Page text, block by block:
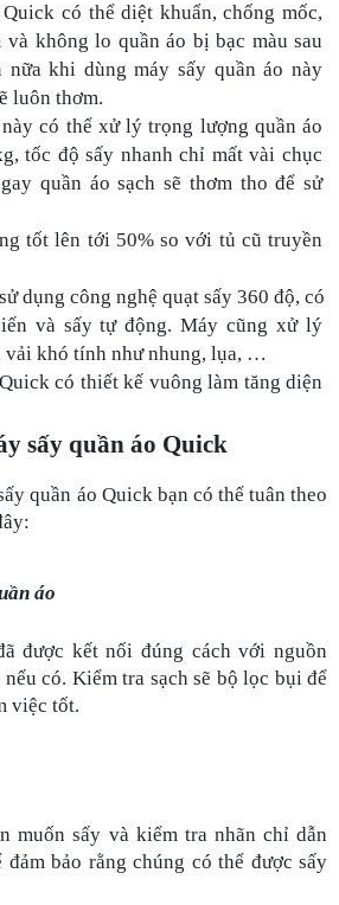
có thể diệt khuẩn, chống mốc,
không lo quần áo bị bạc màu sau
nữa khi dùng máy sấy quần áo này
luôn thơm.
có thể xử lý trọng lượng quần áo
tốc độ sấy nhanh chỉ mất vài chục
quần áo sạch sẽ thơm tho để sử
tốt lên tới 50% so với tủ cũ truyền
dụng công nghệ quạt sấy 360 độ, có
và sấy tự động. Máy cũng xử lý
vải khó tính như nhung, lụa, …
có thiết kế vuông làm tăng diện
sấy quần áo Quick
quần áo Quick bạn có thể tuân theo
áo
được kết nối đúng cách với nguồn
có. Kiểm tra sạch sẽ bộ lọc bụi để
việc tốt.
muốn sấy và kiểm tra nhãn chỉ dẫn
đảm bảo rằng chúng có thể được sấy